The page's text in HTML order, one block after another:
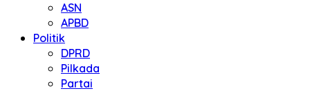
ASN
APBD
Politik
DPRD
Pilkada
Partai